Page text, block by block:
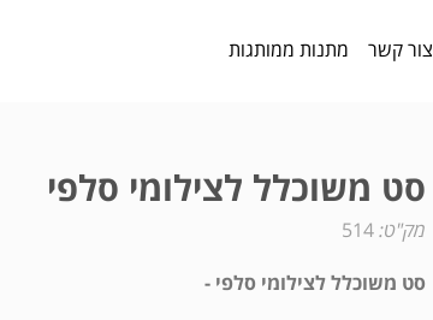
צור קשר מתנות ממותגות
סט משוכלל לצילומי סלפי
מק"ט: 514
סט משוכלל לצילומי סלפי -